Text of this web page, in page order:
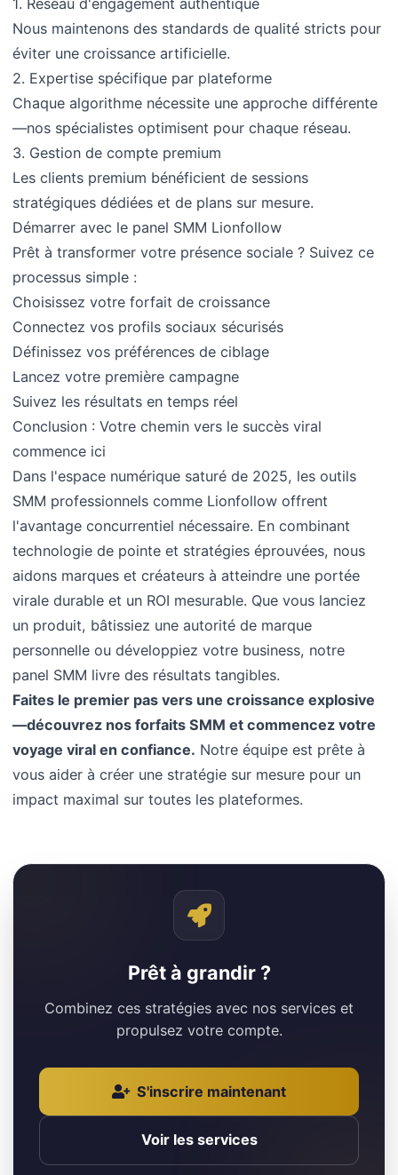
1. Réseau d'engagement authentique
Nous maintenons des standards de qualité stricts pour
éviter une croissance artificielle.
2. Expertise spécifique par plateforme
Chaque algorithme nécessite une approche différente
—nos spécialistes optimisent pour chaque réseau.
3. Gestion de compte premium
Les clients premium bénéficient de sessions
stratégiques dédiées et de plans sur mesure.
Démarrer avec le panel SMM Lionfollow
Prêt à transformer votre présence sociale ? Suivez ce
processus simple :
Choisissez votre forfait de croissance
Connectez vos profils sociaux sécurisés
Définissez vos préférences de ciblage
Lancez votre première campagne
Suivez les résultats en temps réel
Conclusion : Votre chemin vers le succès viral
commence ici
Dans l'espace numérique saturé de 2025, les outils
SMM professionnels comme Lionfollow offrent
l'avantage concurrentiel nécessaire. En combinant
technologie de pointe et stratégies éprouvées, nous
aidons marques et créateurs à atteindre une portée
virale durable et un ROI mesurable. Que vous lanciez
un produit, bâtissiez une autorité de marque
personnelle ou développiez votre business, notre
panel SMM livre des résultats tangibles.
Faites le premier pas vers une croissance explosive
—découvrez nos forfaits SMM et commencez votre
voyage viral en confiance. Notre équipe est prête à
vous aider à créer une stratégie sur mesure pour un
impact maximal sur toutes les plateformes.
Prêt à grandir ?
Combinez ces stratégies avec nos services et
propulsez votre compte.
S'inscrire maintenant
Voir les services